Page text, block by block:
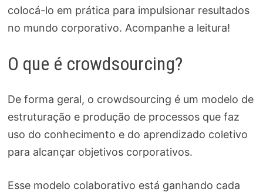
colocá-lo em prática para impulsionar resultados
no mundo corporativo. Acompanhe a leitura!
O que é crowdsourcing?
De forma geral, o crowdsourcing é um modelo de
estruturação e produção de processos que faz
uso do conhecimento e do aprendizado coletivo
para alcançar objetivos corporativos.
Esse modelo colaborativo está ganhando cada